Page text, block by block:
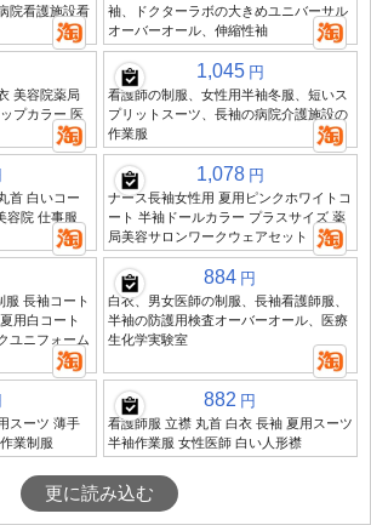
院看護施設看
袖、ドクターラボの大きめユニバーサル
オーバーオール、伸縮性袖
美容院薬局
プカラー 医
1,045 円
看護師の制服、女性用半袖冬服、短いス
プリットスーツ、長袖の病院介護施設の
作業服
首 白いコー
容院 仕事服
1,078 円
ナース長袖女性用 夏用ピンクホワイトコ
ート 半袖ドールカラー プラスサイズ 薬
局美容サロンワークウェアセット
服 長袖コート
用白コート
ユニフォーム
884 円
白衣、男女医師の制服、長袖看護師服、
半袖の防護用検査オーバーオール、医療
生化学実験室
スーツ 薄手
業制服
882 円
看護師服 立襟 丸首 白衣 長袖 夏用スーツ
半袖作業服 女性医師 白い人形襟
更に読み込む